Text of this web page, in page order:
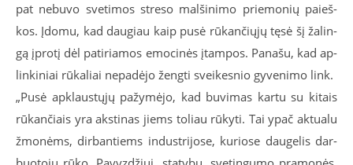
pat ne­bu­vo sve­ti­mos stre­so mal­ši­ni­mo prie­mo­nių pa­ieš­
kos. Įdo­mu, kad dau­giau kaip pu­sė rū­kan­čių­jų tę­sė šį ža­lin­
gą įpro­tį dėl pa­ti­ria­mos emo­ci­nės įtam­pos. Pa­na­šu, kad ap­
lin­ki­niai rū­ka­liai ne­pa­dė­jo ženg­ti svei­kes­nio gy­ve­ni­mo link.
„Pu­sė ap­klaus­tų­jų pa­žy­mė­jo, kad bu­vi­mas kar­tu su ki­tais
rū­kan­čiais yra aks­ti­nas jiems to­liau rū­ky­ti. Tai ypač ak­tu­a­lu
žmo­nėms, dir­ban­tiems in­dust­ri­jo­se, ku­rio­se dau­ge­lis dar­